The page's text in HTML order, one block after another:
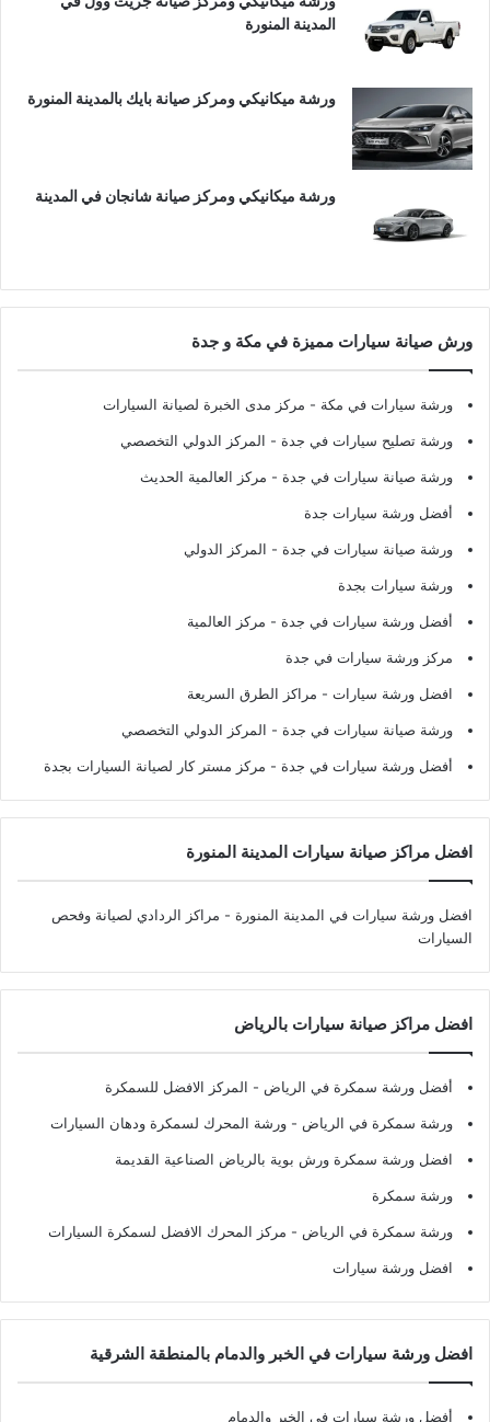
المدينة المنورة
ورشة ميكانيكي ومركز صيانة بايك بالمدينة المنورة
ورشة ميكانيكي ومركز صيانة شانجان في المدينة
ورش صيانة سيارات مميزة في مكة و جدة
ورشة سيارات في مكة - مركز مدى الخبرة لصيانة السيارات
ورشة تصليح سيارات في جدة - المركز الدولي التخصصي
ورشة صيانة سيارات في جدة - مركز العالمية الحديث
أفضل ورشة سيارات جدة
ورشة صيانة سيارات في جدة - المركز الدولي
ورشة سيارات بجدة
أفضل ورشة سيارات في جدة - مركز العالمية
مركز ورشة سيارات في جدة
افضل ورشة سيارات - مراكز الطرق السريعة
ورشة صيانة سيارات في جدة - المركز الدولي التخصصي
أفضل ورشة سيارات في جدة - مركز مستر كار لصيانة السيارات بجدة
افضل مراكز صيانة سيارات المدينة المنورة
افضل ورشة سيارات في المدينة المنورة - مراكز الردادي لصيانة وفحص
السيارات
افضل مراكز صيانة سيارات بالرياض
أفضل ورشة سمكرة في الرياض - المركز الافضل للسمكرة
ورشة سمكرة في الرياض - ورشة المحرك لسمكرة ودهان السيارات
افضل ورشة سمكرة ورش بوية بالرياض الصناعية القديمة
ورشة سمكرة
ورشة سمكرة في الرياض - مركز المحرك الافضل لسمكرة السيارات
افضل ورشة سيارات
افضل ورشة سيارات في الخبر والدمام بالمنطقة الشرقية
أفضل ورشة سيارات في الخبر والدمام